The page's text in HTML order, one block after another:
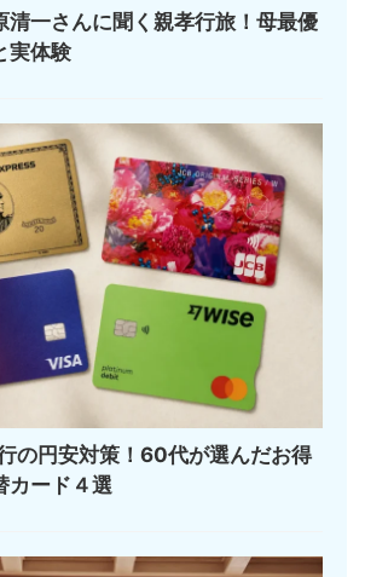
清一さんに聞く親孝行旅！母最優
実体験
の円安対策！60代が選んだお得
カード４選